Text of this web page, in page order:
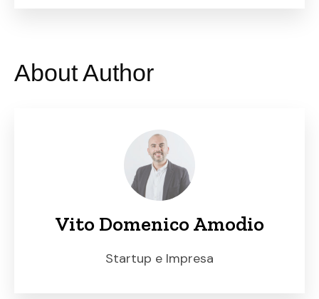
paziente
About Author
Vito Domenico Amodio
Startup e Impresa